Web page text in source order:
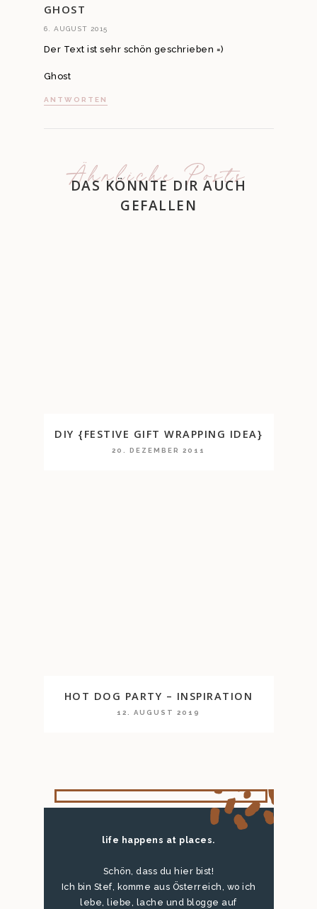
GHOST
6. AUGUST 2015
Der Text ist sehr schön geschrieben =)
Ghost
ANTWORTEN
Ähnliche Posts
DAS KÖNNTE DIR AUCH
GEFALLEN
DIY {FESTIVE GIFT WRAPPING IDEA}
20. DEZEMBER 2011
HOT DOG PARTY – INSPIRATION
12. AUGUST 2019
life happens at places.
Schön, dass du hier bist!
Ich bin Stef, komme aus Österreich, wo ich
lebe, liebe, lache und blogge auf